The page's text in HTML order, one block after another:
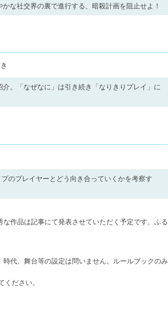
な社交界の裏で進行する、暗殺計画を阻止せよ！
。「なぜなに」は引き続き「なりきりプレイ」に
のプレイヤーとどう向き合っていくかを考察す
作品は記事にて発表させていただく予定です。ふる
代、舞台等の設定は問いません。ルールブックのみ
ださい。